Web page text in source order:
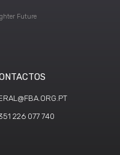
Future
226 077 740